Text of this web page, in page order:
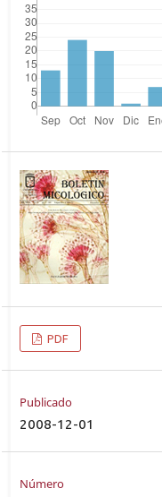
PDF
Publicado
2008-12-01
Número